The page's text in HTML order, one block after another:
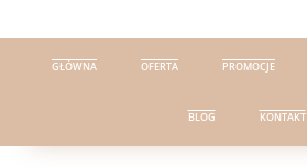
do
GŁÓWNA OFERTA PROMOCJE
BLOG KONTAKT